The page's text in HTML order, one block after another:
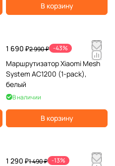
В корзину
1 690 ₽2 990 ₽ -43%
Маршрутизатор Xiaomi Mesh
System AC1200 (1-pack),
белый
В наличии
В корзину
1 290 ₽1 490 ₽ -13%